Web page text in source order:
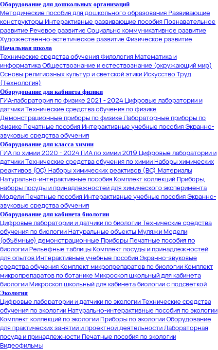
Оборудование для дошкольных организаций
Методические пособия для дошкольного образованияРазвивающие
конструкторы Интерактивные развивающие пособияПознавательное
развитие Речевое развитие Социально коммуникативное развитие
Художественно-эстетическое развитие Физическое развитие
Начальная школа
Технические средства обученияФилологияМатематика и
информатикаОбществознание и естествознание (окружающий мир)
Основы религиозных культур и светской этики ИскусствоТруд
(Технология)
Оборудование для кабинета физики
ГИА-лаборатория по физике 2021 - 2024Цифровые лаборатории и
датчикиТехнические средства обучения по физике
Демонстрационные приборы по физике Лабораторные приборы по
физике Печатные пособия Интерактивные учебные пособияЭкранно-
звуковые средства обучения
Оборудование для класса химии
ГИА по химии 2020 - 2024ГИА по химии 2019 Цифровые лаборатории и
датчикиТехнические средства обучения по химииНаборы химических
реактивов (ОС) Наборы химических реактивов (ВС) Материалы
Натурально-интерактивные пособияКомплект коллекцийПриборы,
наборы посуды и принадлежностей для химического эксперимента
МоделиПечатные пособия Интерактивные учебные пособияЭкранно-
звуковые средства обучения
Оборудование для кабинета биологии
Цифровые лаборатории и датчики по биологииТехнические средства
обучения по биологииНатуральные объектыМуляжиМодели
(объёмные) демонстрационные ПриборыПечатные пособия по
биологииРельефные таблицыКомплект посуды и принадлежностей
для опытов Интерактивные учебные пособияЭкранно-звуковые
средства обученияКомплект микропрепаратов по биологииКомплект
микропрепаратов по ботанике Микроскоп школьный для кабинета
биологииМикроскоп школьный для кабинета биологии с подсветкой
Экология
Цифровые лаборатории и датчики по экологииТехнические средства
обучения по экологииНатурально-интерактивные пособия по экологии
Комплект коллекций по экологииПриборы по экологииОборудование
для практических занятий и проектной деятельностиЛабораторная
посуда и принадлежностиПечатные пособия по экологии
Видеофильмы